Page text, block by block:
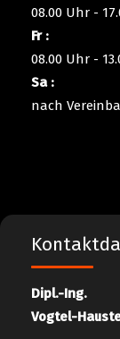
08.00 Uhr -
Fr :
08.00 Uhr -
Sa :
nach
Dipl.-Ing.
Vogtel-